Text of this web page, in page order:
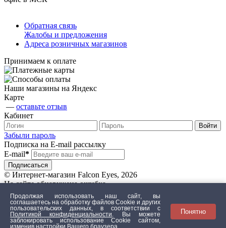
Обратная связь
Жалобы и предложения
Адреса розничных магазинов
Принимаем к оплате
Наши магазины на Яндекс
Карте
— оставьте отзыв
Кабинет
Забыли пароль
Подписка на E-mail рассылку
E-mail*
© Интернет-магазин Falcon Eyes, 2026
На сайте обнаружена ошибка
Текст с ошибкой
Продолжая использовать наш сайт, вы
соглашаетесь на обработку файлов Сookie и других
пользовательских данных, в соответствии с
Политикой конфиденциальности
. Вы можете
заблокировать использование Cookie сайтом,
изменив настройки Вашего браузера.
Понятно